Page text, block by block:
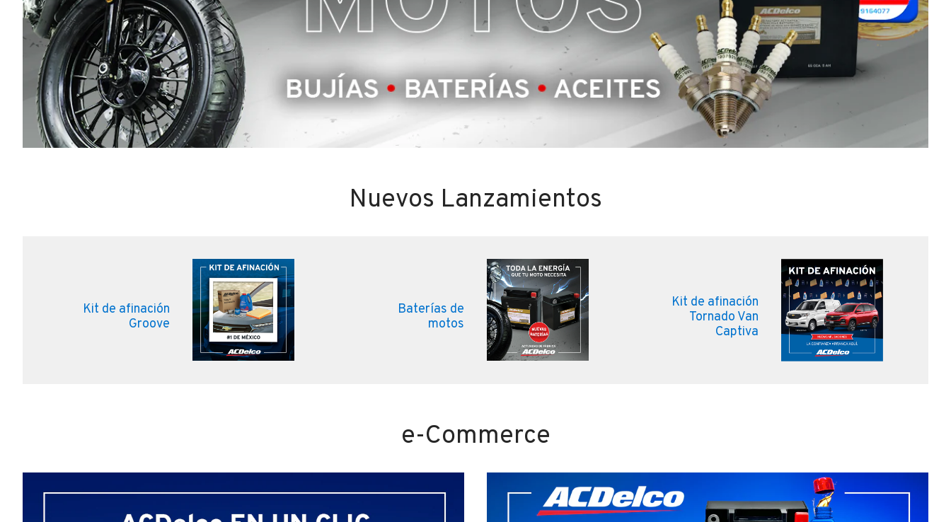
Nuevos Lanzamientos
Kit de afinación
Groove
Baterías de
motos
Kit de afinación
Tornado Van
Captiva
e-Commerce